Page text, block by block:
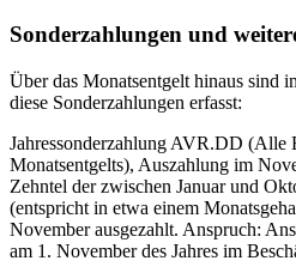
Sonderzahlungen und
Über das Monatsentgelt hinaus sind
diese Sonderzahlungen erfasst:
Jahressonderzahlung AVR.DD (Alle
Monatsentgelts), Auszahlung im
Zehntel der zwischen Januar und
(entspricht in etwa einem
November ausgezahlt. Anspruch:
am 1. November des Jahres im